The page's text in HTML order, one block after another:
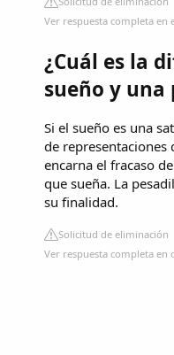
Ver respuesta completa en
¿Cuál es la
sueño y una
Si el sueño es una
de representaciones
encarna el fracaso
que sueña. La
su finalidad.
Solicitud de eliminación
Ver respuesta completa en